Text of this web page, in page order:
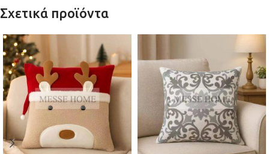
Σχετικά προϊόντα